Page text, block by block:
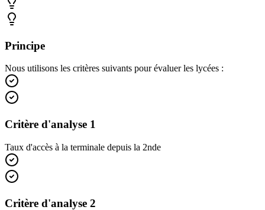
Principe
Nous utilisons les critères suivants pour évaluer les lycées :
Critère d'analyse 1
Taux d'accès à la terminale depuis la 2nde
Critère d'analyse 2